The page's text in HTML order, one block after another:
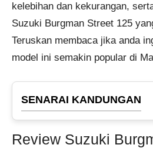
kelebihan dan kekurangan,
Suzuki Burgman Street 125
Teruskan membaca jika anda
model ini semakin popular di
SENARAI KANDUNGAN
Review Suzuki